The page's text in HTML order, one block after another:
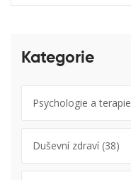
Kategorie
Psychologie a terapie
Duševní zdraví(38)